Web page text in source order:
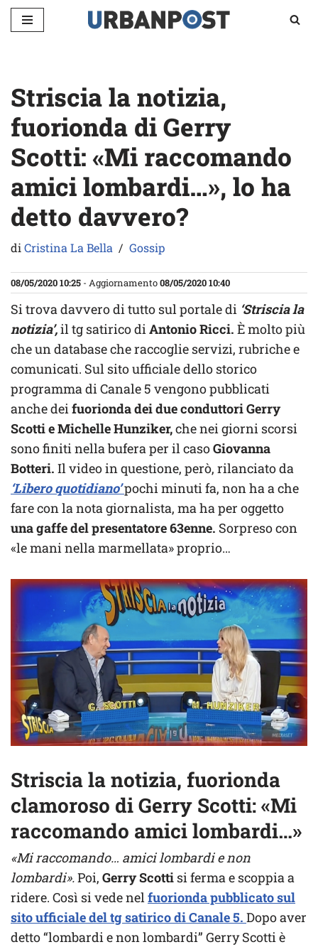
Striscia la notizia,
fuorionda di Gerry
Scotti: «Mi raccomando
amici lombardi…», lo ha
detto davvero?
diCristina La Bella Gossip
08/05/2020 10:25 - Aggiornamento08/05/2020 10:40
Si trova davvero di tutto sul portale di ‘Striscia la
notizia’,il tg satirico diAntonio Ricci. È molto più
che un database che raccoglie servizi, rubriche e
comunicati. Sul sito ufficiale dello storico
programma di Canale 5 vengono pubblicati
anche deifuorionda dei due conduttori Gerry
Scotti e Michelle Hunziker,che nei giorni scorsi
sono finiti nella bufera per il casoGiovanna
Botteri. Il video in questione, però, rilanciato da
‘Libero quotidiano’pochi minuti fa, non ha a che
fare con la nota giornalista, ma ha per oggetto
una gaffe del presentatore 63enne. Sorpreso con
«le mani nella marmellata» proprio…
Striscia la notizia, fuorionda
clamoroso di Gerry Scotti: «Mi
raccomando amici lombardi…»
«Mi raccomando… amici lombardi e non
lombardi».Poi, Gerry Scotti si ferma e scoppia a
ridere. Così si vede nelfuorionda pubblicato sul
sito ufficiale del tg satirico di Canale 5. Dopo aver
detto “lombardi e non lombardi” Gerry Scotti è